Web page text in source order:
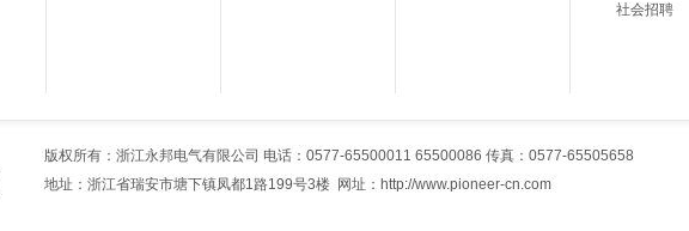
社会招聘
版权所有：浙江永邦电气有限公司 电话：0577-65500011 65500086 传真：0577-65505658
地址：浙江省瑞安市塘下镇凤都1路199号3楼 网址：http://www.pioneer-cn.com